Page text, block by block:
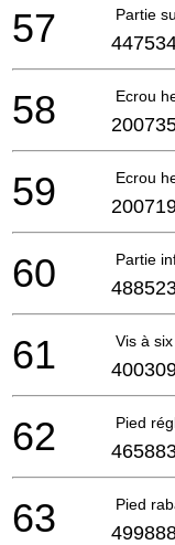
Partie
57
Ecrou
58
Ecrou
59
Partie
60
Vis à
61
Pied
62
Pied
63